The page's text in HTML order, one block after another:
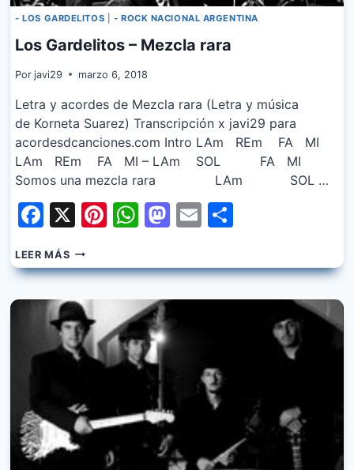
- LOS GARDELITOS - ROCK NACIONAL ARGENTINA
Los Gardelitos – Mezcla rara
Por javi29 marzo 6, 2018
Letra y acordes de Mezcla rara (Letra y música
de Korneta Suarez) Transcripción x javi29 para
acordesdcanciones.com Intro LAm REm FA MI
LAm REm FA MI – LAm SOL FA MI
Somos una mezcla rara LAm SOL …
Facebook
X Pinterest
WhatsApp
Mastodon
Email
LEER MÁSLOS
GARDELITOS
–
RARA